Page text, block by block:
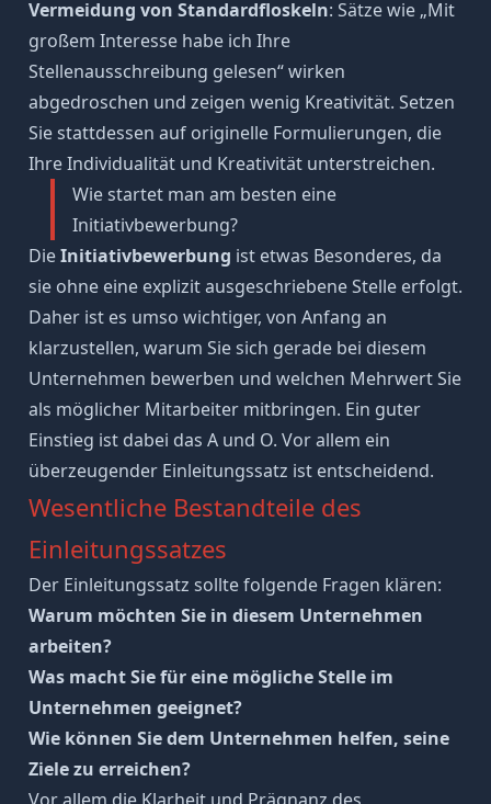
Vermeidung von Standardfloskeln: Sätze wie „Mit
großem Interessehabe ich Ihre
Stellenausschreibung gelesen“ wirken
abgedroschen und zeigen wenig Kreativität. Setzen
Sie stattdessen auf originelle Formulierungen, die
Ihre Individualität und Kreativität unterstreichen.
Wie startet man am besten eine
Initiativbewerbung?
DieInitiativbewerbung ist etwas Besonderes, da
sie ohne eine explizit ausgeschriebene Stelle erfolgt.
Daher ist es umso wichtiger, von Anfang an
klarzustellen, warum Sie sich gerade bei diesem
Unternehmen bewerben und welchen Mehrwert Sie
als möglicher Mitarbeiter mitbringen. Ein guter
Einstieg ist dabei das A und O. Vor allem ein
überzeugender Einleitungssatz ist entscheidend.
Wesentliche Bestandteile des
Einleitungssatzes
Der Einleitungssatz sollte folgende Fragen klären:
Warum möchten Sie in diesem Unternehmen
arbeiten?
Was macht Sie für eine mögliche Stelle im
Unternehmen geeignet?
Wie können Sie dem Unternehmen helfen, seine
Ziele zu erreichen?